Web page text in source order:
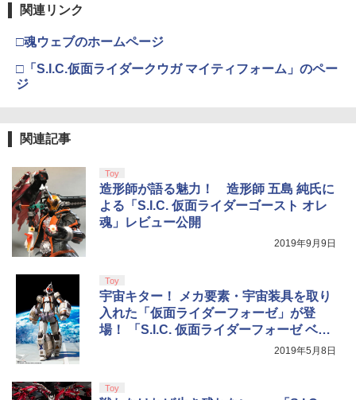
関連リンク
□魂ウェブのホームページ
□「S.I.C.仮面ライダークウガ マイティフォーム」のペー
ジ
関連記事
Toy
造形師が語る魅力！ 造形師 五島 純氏に
よる「S.I.C. 仮面ライダーゴースト オレ
魂」レビュー公開
2019年9月9日
Toy
宇宙キター！ メカ要素・宇宙装具を取り
入れた「仮面ライダーフォーゼ」が登
場！ 「S.I.C. 仮面ライダーフォーゼ ベー
2019年5月8日
Toy